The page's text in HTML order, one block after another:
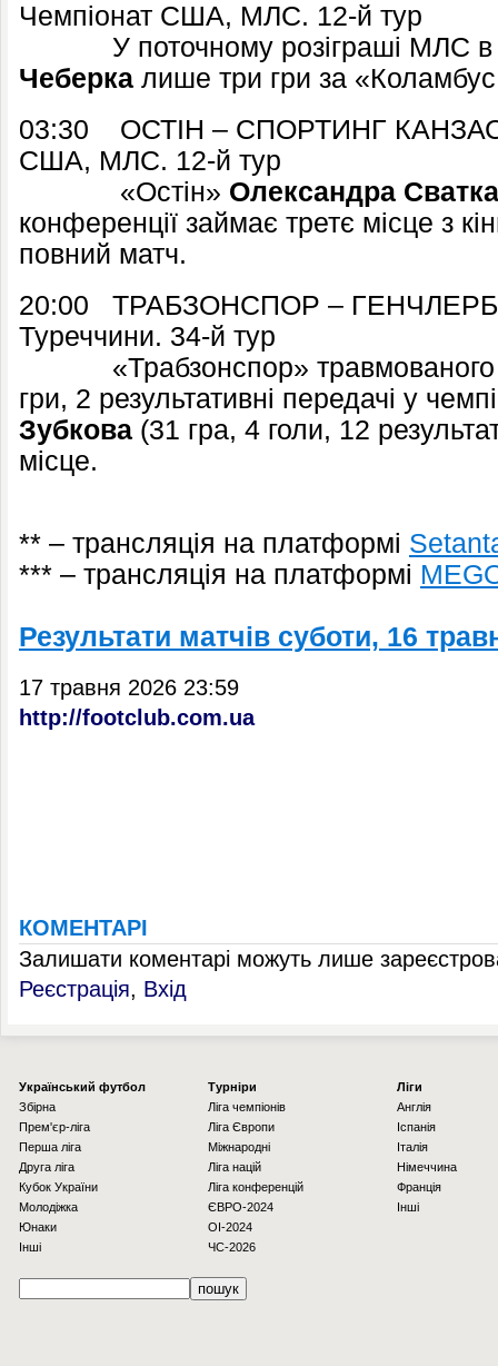
Чемпіонат США, МЛС. 12-й тур
У поточному розіграші МЛС в
Чеберка лише три гри за
03:30 ОСТІН – СПОРТИНГ КАНЗАС-
США, МЛС. 12-й тур
«Остін» Олександра Сватка
конференції займає третє місце з
повний матч.
20:00 ТРАБЗОНСПОР –
Туреччини. 34-й тур
«Трабзонспор»
гри, 2 результативні передачі у
Зубкова (31 гра, 4 голи, 12
місце.
** – трансляція на платформі
*** – трансляція на платформі
Результати матчів суботи, 16
17 травня 2026 23:59
http://footclub.com.ua
КОМЕНТАРІ
Залишати коментарі можуть лише
Реєстрація, Вхід
Українcький футбол
Збірна
Прем'єр-ліга
Перша ліга
Друга ліга
Кубок України
Молодіжка
Юнаки
Інші
Турніри
Ліга чемпіонів
Ліга Європи
Міжнародні
Ліга націй
Ліга конференцій
ЄВРО-2024
OI-2024
ЧС-2026
Ліги
Англія
Іспанія
Італія
Німеччина
Франція
Інші